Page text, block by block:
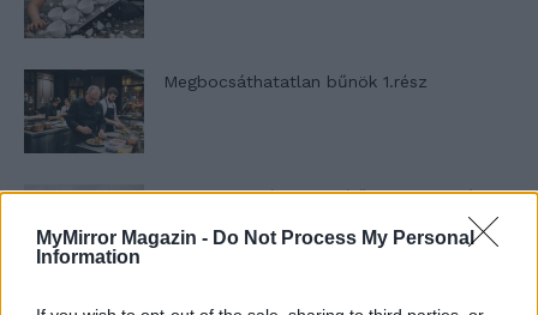
MyMirror Magazin - Do Not Process My Personal
Information
Megbocsáthatatlan bűnök 1.rész
Szent Genovéva, a túlélő Franciaország
Minka 12. rész